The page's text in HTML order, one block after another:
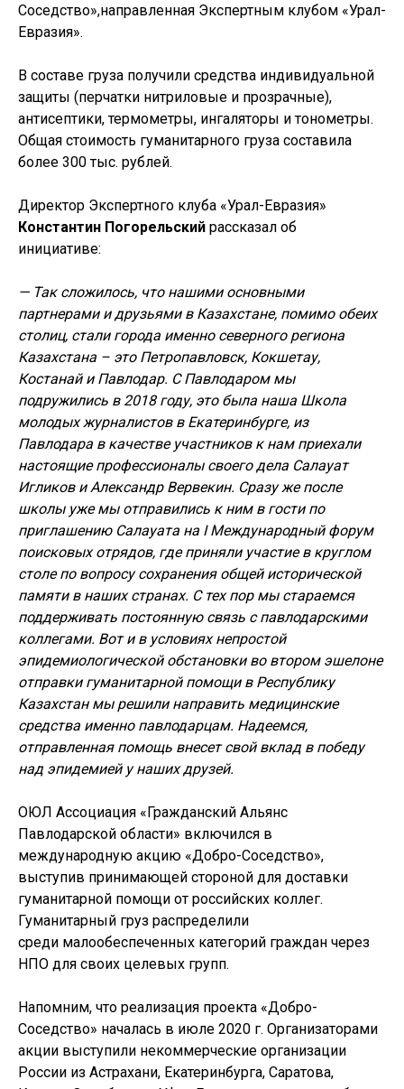
Соседство»,направленная Экспертным клубом «Урал-
Евразия».
В составе груза получили средства индивидуальной
защиты (перчатки нитриловые и прозрачные),
антисептики, термометры, ингаляторы и тонометры.
Общая стоимость гуманитарного груза составила
более 300 тыс. рублей.
Директор Экспертного клуба «Урал-Евразия»
Константин Погорельский рассказал об
инициативе:
— Так сложилось, что нашими основными
партнерами и друзьями в Казахстане, помимо обеих
столиц, стали города именно северного региона
Казахстана – это Петропавловск, Кокшетау,
Костанай и Павлодар. С Павлодаром мы
подружились в 2018 году, это была наша Школа
молодых журналистов в Екатеринбурге, из
Павлодара в качестве участников к нам приехали
настоящие профессионалы своего дела Салауат
Игликов и Александр Вервекин. Сразу же после
школы уже мы отправились к ним в гости по
приглашению Салауата на I Международный форум
поисковых отрядов, где приняли участие в круглом
столе по вопросу сохранения общей исторической
памяти в наших странах. С тех пор мы стараемся
поддерживать постоянную связь с павлодарскими
коллегами. Вот и в условиях непростой
эпидемиологической обстановки во втором эшелоне
отправки гуманитарной помощи в Республику
Казахстан мы решили направить медицинские
средства именно павлодарцам. Надеемся,
отправленная помощь внесет свой вклад в победу
над эпидемией у наших друзей.
ОЮЛ Ассоциация «Гражданский Альянс
Павлодарской области» включился в
международную акцию «Добро-Соседство»,
выступив принимающей стороной для доставки
гуманитарной помощи от российских коллег.
Гуманитарный груз распределили
среди малообеспеченных категорий граждан через
НПО для своих целевых групп.
Напомним, что реализация проекта «Добро-
Соседство» началась в июле 2020 г. Организаторами
акции выступили некоммерческие организации
России из Астрахани, Екатеринбурга, Саратова,